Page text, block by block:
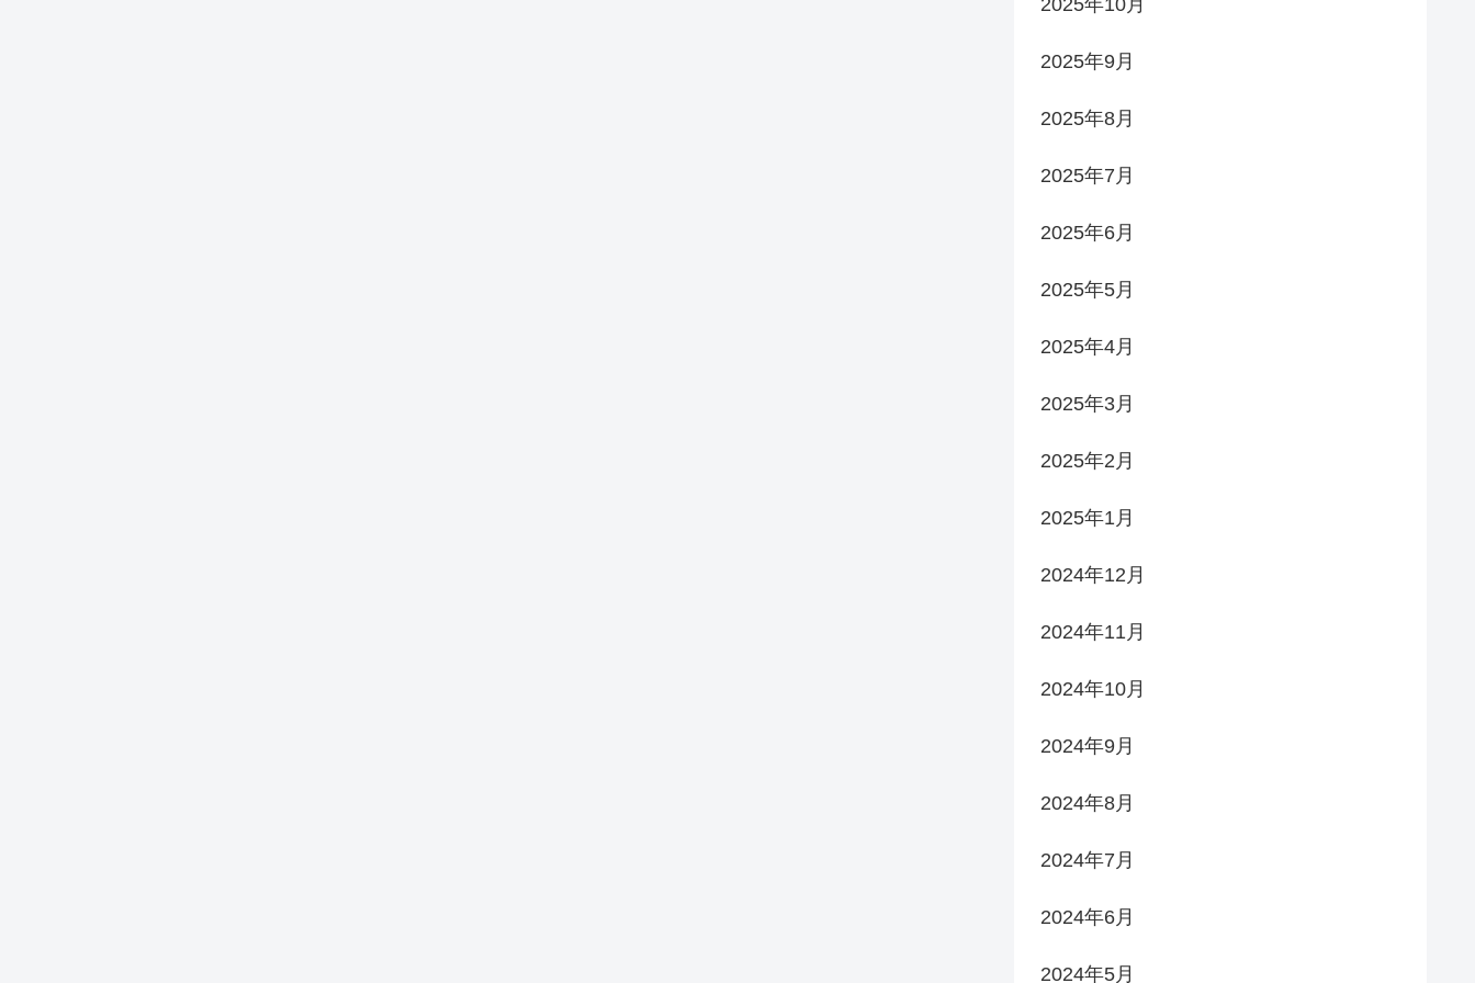
2025年10月
2025年9月
2025年8月
2025年7月
2025年6月
2025年5月
2025年4月
2025年3月
2025年2月
2025年1月
2024年12月
2024年11月
2024年10月
2024年9月
2024年8月
2024年7月
2024年6月
2024年5月